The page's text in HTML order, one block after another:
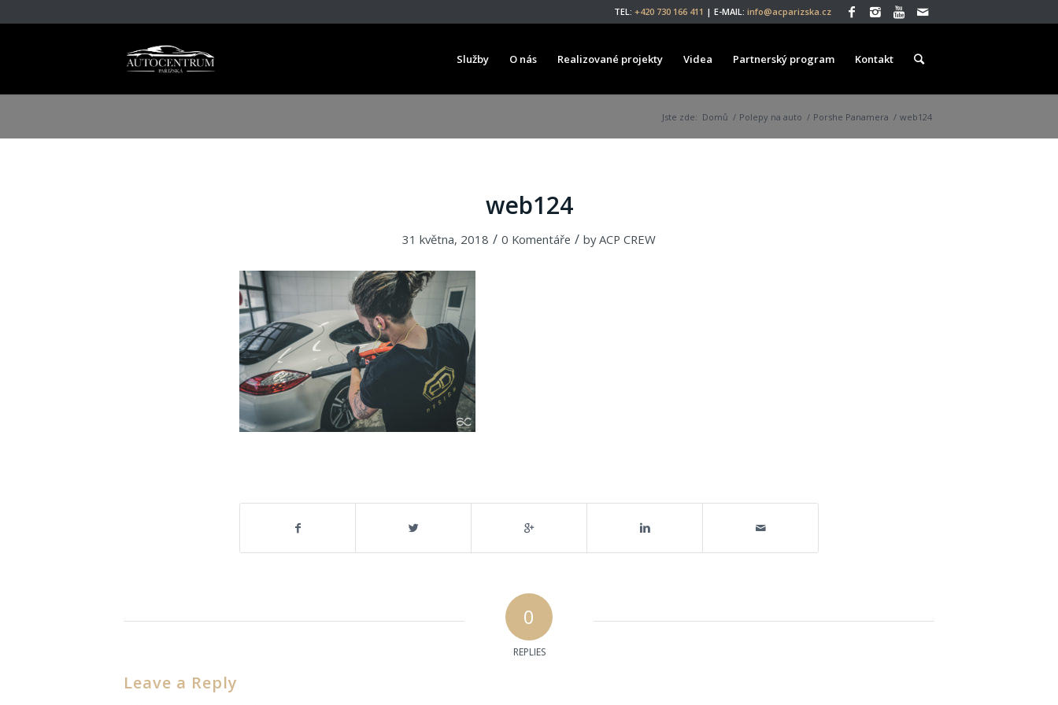
TEL: +420 730 166 411 | E-MAIL: info@acparizska.cz
Služby O nás Realizované projekty Videa Partnerský program Kontakt
Jste zde: Domů / Polepy na auto / Porshe Panamera / web124
web124
31 května, 2018 / 0 Komentáře / byACP CREW
0
REPLIES
Leave a Reply